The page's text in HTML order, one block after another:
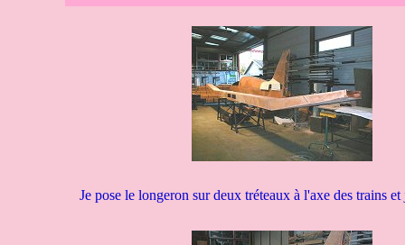
Je pose le longeron sur deux tréteaux à l'axe des trains